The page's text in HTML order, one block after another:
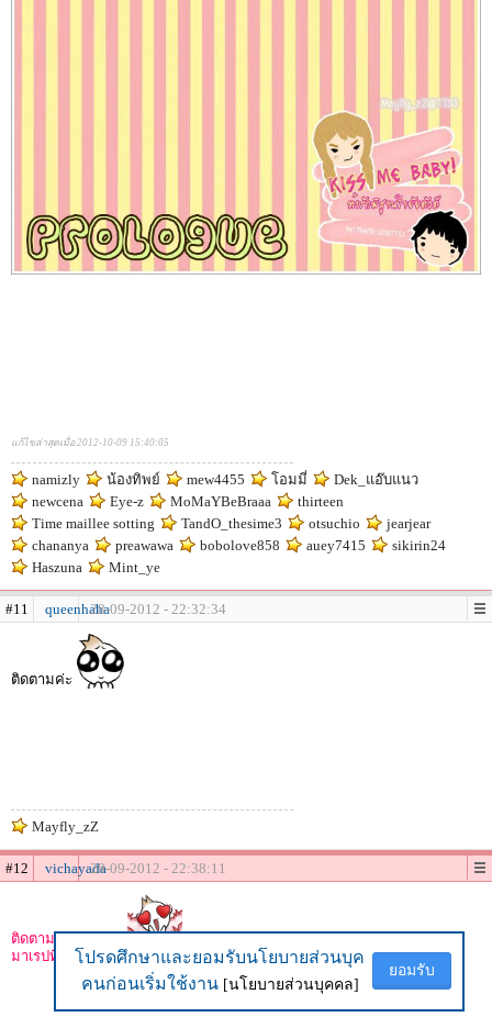
โปรดศึกษาและยอมรับนโยบายส่วนบุค
คนก่อนเริ่มใช้งาน [นโยบายส่วนบุคคล]
ยอมรับ
แก้ไขล่าสุดเมื่อ 2012-10-09 15:40:05
namizly น้องทิพย์ mew4455 โอมมี่
Dek_แอ๊บแนว
newcena
Eye-z MoMaYBeBraaa
thirteen
Time maillee sotting
TandO_thesime3 otsuchio
jearjear
chananya
preawawa bobolove858 auey7415
sikirin24
Haszuna
Mint_ye
#11 queenhaha28-09-2012 - 22:32:34
ติดตามค่ะ
Mayfly_zZ
#12 vichayada28-09-2012 - 22:38:11
ติดตามมมมมมมม
มาเรปที่ 10 กว่า บุ่ยโปรดศึกษาและยอมรับนโยบายส่วนบุค
คนก่อนเริ่มใช้งาน [นโยบายส่วนบุคคล]
ยอมรับ